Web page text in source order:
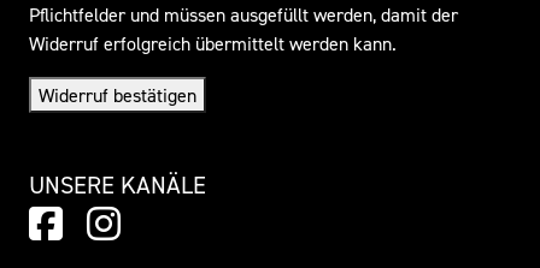
Pflichtfelder und müssen ausgefüllt werden, damit der
Widerruf erfolgreich übermittelt werden kann.
Widerruf bestätigen
UNSERE KANÄLE